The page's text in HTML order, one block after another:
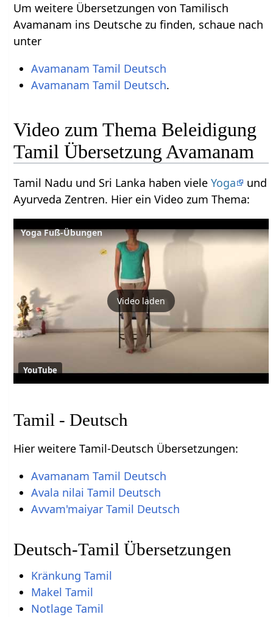
Um weitere Übersetzungen von Tamilisch
Avamanam ins Deutsche zu finden, schaue nach
unter
Avamanam Tamil Deutsch
Avamanam Tamil Deutsch.
Video zum Thema Beleidigung
Tamil Übersetzung Avamanam
Tamil Nadu und Sri Lanka haben vieleYoga
und
Ayurveda Zentren. Hier ein Video zum Thema:
Yoga Fuß-Übungen
Video laden
YouTube
Tamil - Deutsch
Hier weitere Tamil-Deutsch Übersetzungen:
Avamanam Tamil Deutsch
Avala nilai Tamil Deutsch
Avvam'maiyar Tamil Deutsch
Deutsch-Tamil Übersetzungen
Kränkung Tamil
Makel Tamil
Notlage Tamil